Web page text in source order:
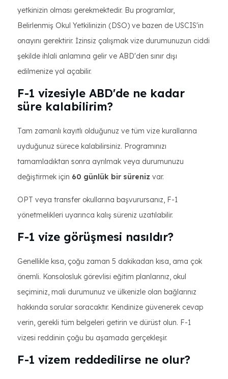
yetkinizin olması gerekmektedir. Bu programlar,
Belirlenmiş Okul Yetkilinizin (DSO) ve bazen de USCIS'in
onayını gerektirir. İzinsiz çalışmak vize durumunuzun ciddi
şekilde ihlali anlamına gelir ve ABD'den sınır dışı
edilmenize yol açabilir.
F-1 vizesiyle ABD'de ne kadar
süre kalabilirim?
Tam zamanlı kayıtlı olduğunuz ve tüm vize kurallarına
uyduğunuz sürece kalabilirsiniz. Programınızı
tamamladıktan sonra ayrılmak veya durumunuzu
değiştirmek için 60 günlük bir süreniz var.
OPT veya transfer okullarına başvurursanız, F-1
yönetmelikleri uyarınca kalış süreniz uzatılabilir.
F-1 vize görüşmesi nasıldır?
Genellikle kısa, çoğu zaman 5 dakikadan kısa, ama çok
önemli. Konsolosluk görevlisi eğitim planlarınız, okul
seçiminiz, mali durumunuz ve ülkenizle olan bağlarınız
hakkında sorular soracaktır. Kendinize güvenerek cevap
verin, gerekli tüm belgeleri getirin ve dürüst olun. F-1
vizesi reddinin çoğu bu aşamada gerçekleşir.
F-1 vizem reddedilirse ne olur?